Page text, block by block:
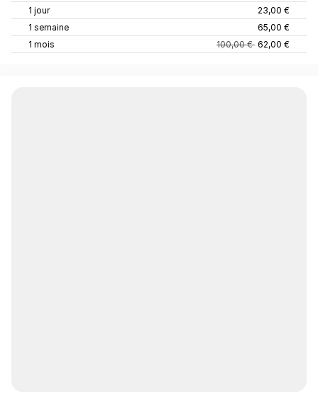
1 jour
23,00 €
1 semaine
65,00 €
1 mois
100,00 € 62,00 €